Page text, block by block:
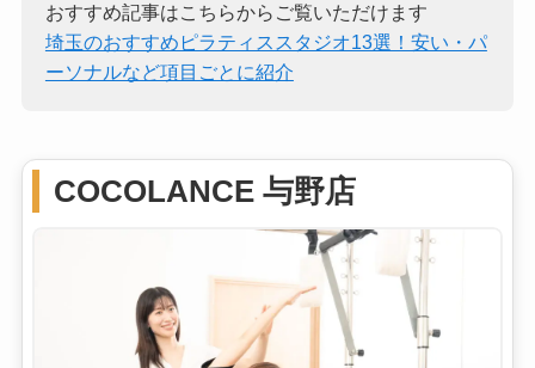
おすすめ記事はこちらからご覧いただけます
埼玉のおすすめピラティススタジオ13選！安い・パ
ーソナルなど項目ごとに紹介
COCOLANCE 与野店